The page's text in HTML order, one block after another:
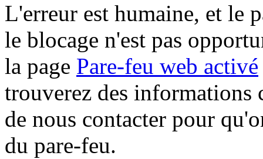
L'erreur est humaine, et le
le blocage n'est pas
la page Pare-feu web activé
trouverez des informations
de nous contacter pour
du pare-feu.